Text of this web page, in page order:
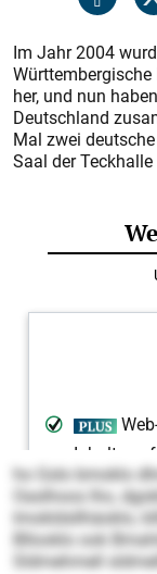
Im Jahr 2004
her, und nun
Deutschland
Mal zwei
Saal der Teckhalle
ho Gslo bmoklo
Oaslhoos lho,
Imokldsllhäoklo,
Bllooklo ook
Sldmehmell